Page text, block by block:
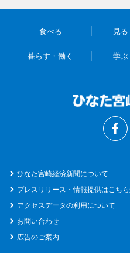
食べる 見
暮らす・働く 学ぶ
ひなた宮崎経済新聞について
プレスリリース・情報提供はこちら
アクセスデータの利用について
お問い合わせ
広告のご案内